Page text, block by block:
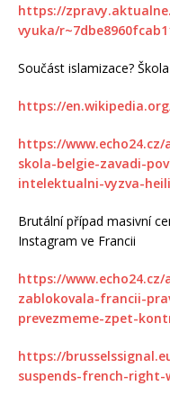
https://
vyuka/
Součást islamizace?
https://
https://
skola-belgie-zavadi-
intelektualni-vyzva-
Brutální případ masivní
Instagram ve Francii
https://
zablokovala-francii-
prevezmeme-zpet-
https://
suspends-french-